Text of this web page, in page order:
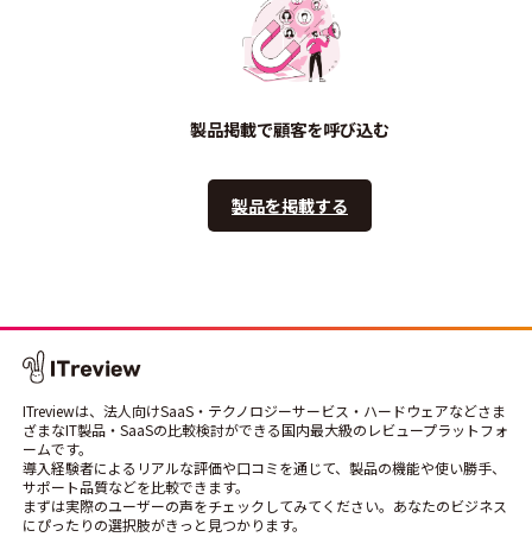
製品掲載で顧客を呼び込む
製品を掲載する
ITreviewは、法人向けSaaS・テクノロジーサービス・ハードウェアなどさま
ざまなIT製品・SaaSの比較検討ができる国内最大級のレビュープラットフォ
ームです。
導入経験者によるリアルな評価や口コミを通じて、製品の機能や使い勝手、
サポート品質などを比較できます。
まずは実際のユーザーの声をチェックしてみてください。あなたのビジネス
にぴったりの選択肢がきっと見つかります。